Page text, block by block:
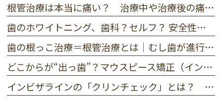
根管治療は本当に痛い？ 治療中や治療後の痛みの原因
歯のホワイトニング、歯科？セルフ？ 安全性と後悔しない選び方とは
歯の根っこ治療＝根管治療とは｜むし歯が進行したときの治療法
どこからが“出っ歯”？マウスピース矯正（インビザライン）でも治せるの？
インビザラインの「クリンチェック」とは？ 矯正のシミュレーションアプリで歯の動きを確認！